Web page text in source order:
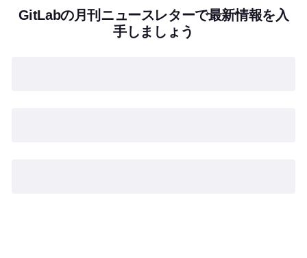
GitLabの月刊ニュースレターで最新情報を入
手しましょう